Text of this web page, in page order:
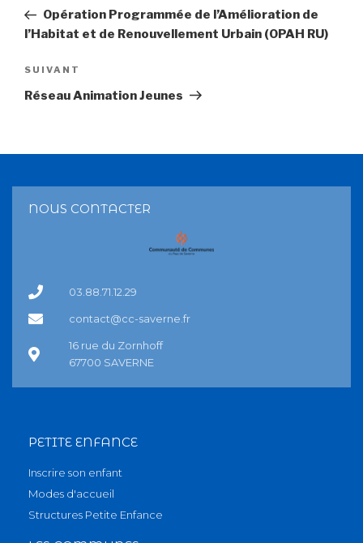
Opération Programmée de l’Amélioration de
l’Habitat et de Renouvellement Urbain (OPAH RU)
SUIVANT
Réseau Animation Jeunes
NOUS CONTACTER
03.88.71.12.29
contact@cc-saverne.fr
16 rue du Zornhoff
67700 SAVERNE
PETITE ENFANCE
Inscrire son enfant
Modes d'accueil
Structures Petite Enfance